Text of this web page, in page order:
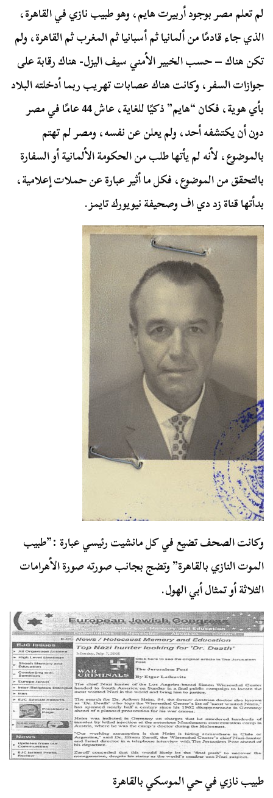
لم تعلم مصر بوجود أربيرت هايم، وهو طبيب نازي في القاهرة،
الذي جاء قادمًا من ألمانيا ثم أسبانيا ثم المغرب ثم القاهرة، ولم
تكن هناك – حسب الخبير الأمني سيف اليزل- هناك رقابة على
جوازات السفر، وكانت هناك عصابات تهريب ربما أدخلته البلاد
بأي هوية، فكان “هايم” ذكيًا للغاية، عاش 44 عامًا في مصر
دون أن يكتشفه أحد، ولم يعلن عن نفسه، ومصر لم تهتم
بالموضوع، لأنه لم يأتها طلب من الحكومة الألمانية أو السفارة
بالتحقق من الموضوع، فكل ما أثير عبارة عن حملات إعلامية،
بدأتها قناة زد دي اف وصحيفة نيويورك تايمز.
وكانت الصحف تضيع في كل مانشيت رئيسي عبارة :”طبيب
الموت النازي بالقاهرة” وتضج بجانب صورته صورة الأهرامات
الثلاثة أو تمثال أبي الهول.
طبيب نازي في حي الموسكي بالقاهرة